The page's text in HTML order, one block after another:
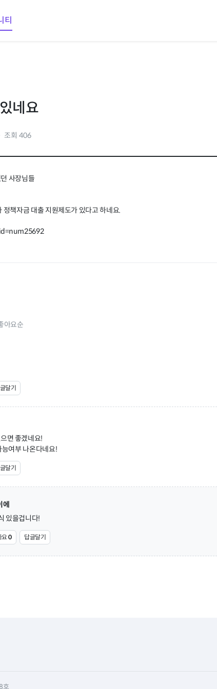
티
네요
조회 406
사장님들
정책자금 대출 지원제도가 있다고 하네요.
아요순
달기
면 좋겠네요!
여부 나온다네요!
달기
에
있을겁니다!
요0 답글달기
호